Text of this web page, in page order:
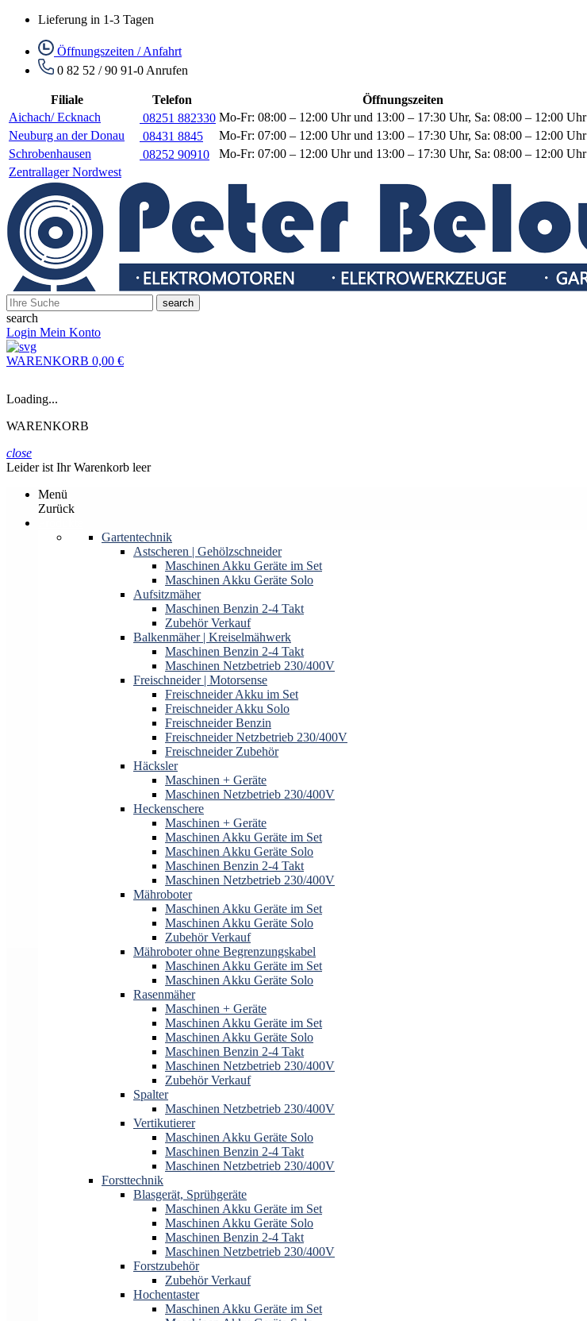
Lieferung in 1-3 Tagen
Öffnungszeiten / Anfahrt
0 82 52 / 90 91-0 Anrufen
Filiale Telefon Öffnungszeiten
Aichach/ Ecknach
08251 882330 Mo-Fr: 08:00 – 12:00 Uhr und 13:00 – 17:30 Uhr, Sa: 08:00 – 12:00 Uhr
Neuburg an der Donau
08431 8845 Mo-Fr: 07:00 – 12:00 Uhr und 13:00 – 17:30 Uhr, Sa: 08:00 – 12:00 Uhr
Schrobenhausen
08252 90910 Mo-Fr: 07:00 – 12:00 Uhr und 13:00 – 17:30 Uhr, Sa: 08:00 – 12:00 Uhr
Zentrallager Nordwest
search
search
Login Mein Konto
WARENKORB 0,00 €
Loading...
WARENKORB
close
Leider ist Ihr Warenkorb leer
Menü
Zurück
Gartentechnik
Astscheren | Gehölzschneider
Maschinen Akku Geräte im Set
Maschinen Akku Geräte Solo
Aufsitzmäher
Maschinen Benzin 2-4 Takt
Zubehör Verkauf
Balkenmäher | Kreiselmähwerk
Maschinen Benzin 2-4 Takt
Maschinen Netzbetrieb 230/400V
Freischneider | Motorsense
Freischneider Akku im Set
Freischneider Akku Solo
Freischneider Benzin
Freischneider Netzbetrieb 230/400V
Freischneider Zubehör
Häcksler
Maschinen + Geräte
Maschinen Netzbetrieb 230/400V
Heckenschere
Maschinen + Geräte
Maschinen Akku Geräte im Set
Maschinen Akku Geräte Solo
Maschinen Benzin 2-4 Takt
Maschinen Netzbetrieb 230/400V
Mähroboter
Maschinen Akku Geräte im Set
Maschinen Akku Geräte Solo
Zubehör Verkauf
Mähroboter ohne Begrenzungskabel
Maschinen Akku Geräte im Set
Maschinen Akku Geräte Solo
Rasenmäher
Maschinen + Geräte
Maschinen Akku Geräte im Set
Maschinen Akku Geräte Solo
Maschinen Benzin 2-4 Takt
Maschinen Netzbetrieb 230/400V
Zubehör Verkauf
Spalter
Maschinen Netzbetrieb 230/400V
Vertikutierer
Maschinen Akku Geräte Solo
Maschinen Benzin 2-4 Takt
Maschinen Netzbetrieb 230/400V
Forsttechnik
Blasgerät, Sprühgeräte
Maschinen Akku Geräte im Set
Maschinen Akku Geräte Solo
Maschinen Benzin 2-4 Takt
Maschinen Netzbetrieb 230/400V
Forstzubehör
Zubehör Verkauf
Hochentaster
Maschinen Akku Geräte im Set